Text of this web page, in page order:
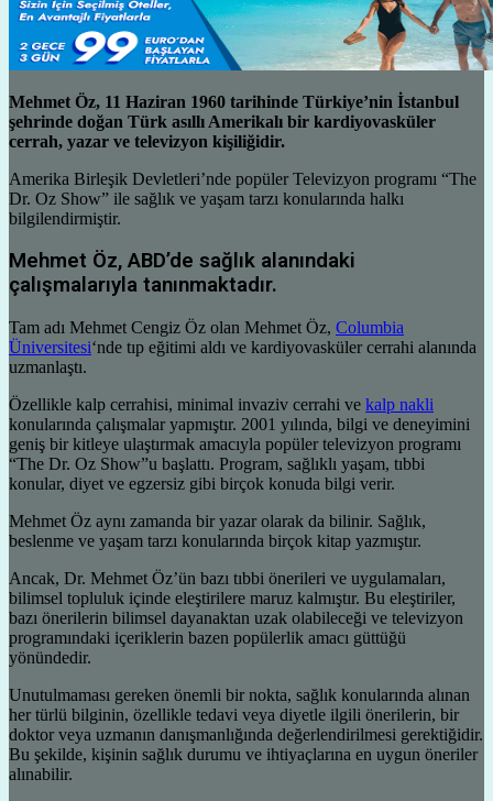
Mehmet Öz, 11 Haziran 1960 tarihinde Türkiye’nin İstanbul
şehrinde doğan Türk asıllı Amerikalı bir kardiyovasküler
cerrah, yazar ve televizyon kişiliğidir.
Amerika Birleşik Devletleri’nde popüler Televizyon programı “The
Dr. Oz Show” ile sağlık ve yaşam tarzı konularında halkı
bilgilendirmiştir.
Mehmet Öz, ABD’de sağlık alanındaki
çalışmalarıyla tanınmaktadır.
Tam adı Mehmet Cengiz Öz olan Mehmet Öz, Columbia
Üniversitesi‘nde tıp eğitimi aldı ve kardiyovasküler cerrahi alanında
uzmanlaştı.
Özellikle kalp cerrahisi, minimal invaziv cerrahi ve kalp nakli
konularında çalışmalar yapmıştır. 2001 yılında, bilgi ve deneyimini
geniş bir kitleye ulaştırmak amacıyla popüler televizyon programı
“The Dr. Oz Show”u başlattı. Program, sağlıklı yaşam, tıbbi
konular, diyet ve egzersiz gibi birçok konuda bilgi verir.
Mehmet Öz aynı zamanda bir yazar olarak da bilinir. Sağlık,
beslenme ve yaşam tarzı konularında birçok kitap yazmıştır.
Ancak, Dr. Mehmet Öz’ün bazı tıbbi önerileri ve uygulamaları,
bilimsel topluluk içinde eleştirilere maruz kalmıştır. Bu eleştiriler,
bazı önerilerin bilimsel dayanaktan uzak olabileceği ve televizyon
programındaki içeriklerin bazen popülerlik amacı güttüğü
yönündedir.
Unutulmaması gereken önemli bir nokta, sağlık konularında alınan
her türlü bilginin, özellikle tedavi veya diyetle ilgili önerilerin, bir
doktor veya uzmanın danışmanlığında değerlendirilmesi gerektiğidir.
Bu şekilde, kişinin sağlık durumu ve ihtiyaçlarına en uygun öneriler
alınabilir.